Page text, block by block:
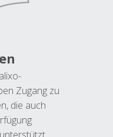
Zugang zu
die auch